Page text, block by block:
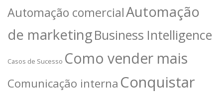
Automação comercialAutomação
de marketingBusiness Intelligence
Casos de Sucesso Como vender mais
Comunicação interna Conquistar